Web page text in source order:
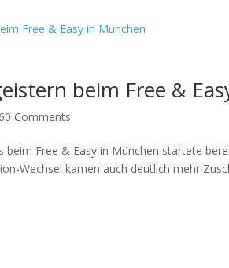
beim Free &
0 Comments
Free & Easy in München startete
Wechsel kamen auch deutlich mehr